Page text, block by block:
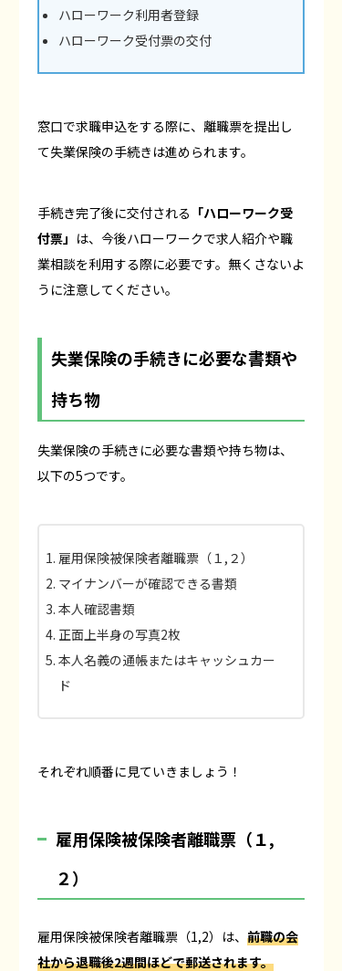
ハローワーク利用者登録
ハローワーク受付票の交付
窓口で求職申込をする際に、離職票を提出し
て失業保険の手続きは進められます。
手続き完了後に交付される 「ハローワーク受
付票」 は、今後ハローワークで求人紹介や職
業相談を利用する際に必要です。無くさないよ
うに注意してください。
失業保険の手続きに必要な書類や
持ち物
失業保険の手続きに必要な書類や持ち物は、
以下の5つです。
雇用保険被保険者離職票（１,２）
マイナンバーが確認できる書類
本人確認書類
正面上半身の写真2枚
本人名義の通帳またはキャッシュカー
ド
それぞれ順番に見ていきましょう！
雇用保険被保険者離職票（１,
２）
雇用保険被保険者離職票（1,2）は、 前職の会
社から退職後2週間ほどで郵送されます。